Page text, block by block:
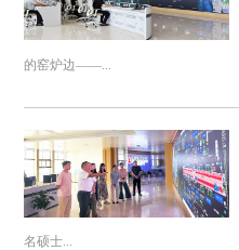
的窑炉边——...
名硕士...